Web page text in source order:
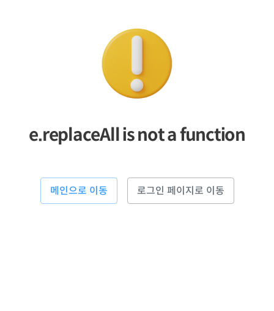
e.replaceAll is not a function
메인으로 이동 로그인 페이지로 이동